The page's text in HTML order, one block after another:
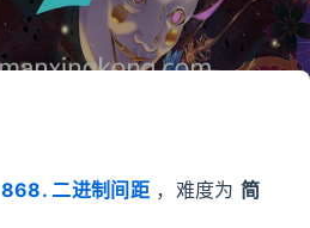
868. 二进制间距 ，难度为 简